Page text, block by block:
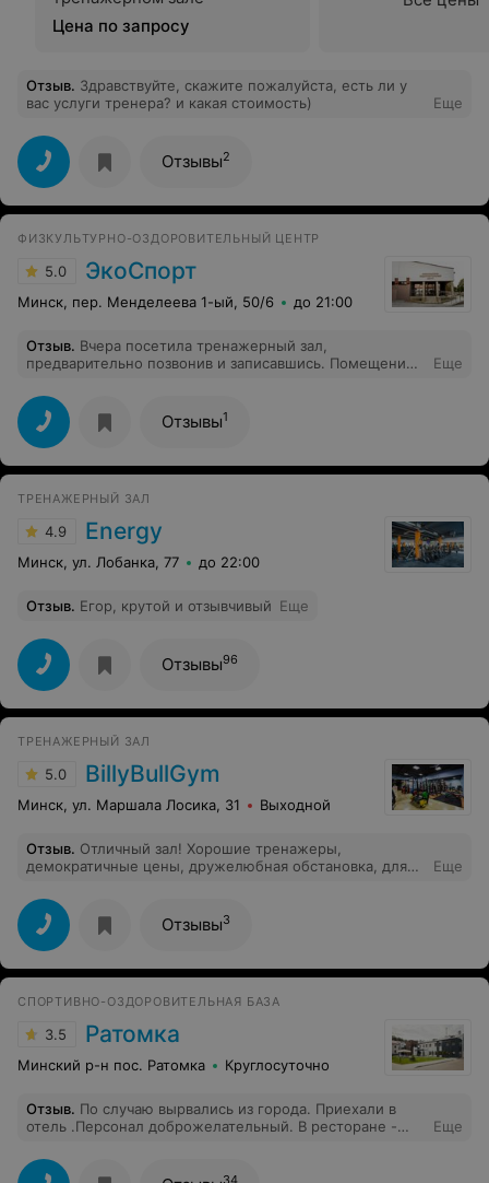
Цена по запросу
Отзыв. Здравствуйте, скажите пожалуйста, есть ли у
вас услуги тренера? и какая стоимость)
Еще
Отзывы2
ФИЗКУЛЬТУРНО-ОЗДОРОВИТЕЛЬНЫЙ ЦЕНТР
5.0 ЭкоСпорт
Минск, пер. Менделеева 1-ый, 50/6 до 21:00
Отзыв. Вчера посетила тренажерный зал,
предварительно позвонив и записавшись. Помещение
есть все необходимые тренажеры на разные группы
мышц, музыка, телевизор, кондиционер. Тренажеры
все в отличном состоянии, есть фитнес-коврик,
гантели, раздевалка, душевая. Администратор провела
мини-экскурсию, все рассказала и показала, есть даже
опробую после тренировки). Благодарю Вас за
атмосферу.
Еще
Отзывы1
ТРЕНАЖЕРНЫЙ ЗАЛ
4.9 Energy
Минск, ул. Лобанка, 77 до 22:00
Отзыв. Егор, крутой и отзывчивый Еще
Отзывы96
ТРЕНАЖЕРНЫЙ ЗАЛ
5.0 BillyBullGym
Минск, ул. Маршала Лосика, 31 Выходной
Отзыв. Отличный зал! Хорошие тренажеры,
демократичные цены, дружелюбная обстановка, для
Не могу не отметить занятия с тренером, брала
абонемент на месяц, в итоге буду продлевать уже в
третий раз! Рядом открылся дополнительный зал с
различными видами фитнеса, обязательно попробую
TRX.
Еще
Отзывы3
СПОРТИВНО-ОЗДОРОВИТЕЛЬНАЯ БАЗА
3.5 Ратомка
Минский р-н пос. Ратомка Круглосуточно
Отзыв. По случаю вырвались из города. Приехали в
отель .Персонал доброжелательный. В ресторане -
отдавала мужу. Несмотря на этот факт привезла 1,5 кг
.Все тепленькое .Торт упаковали - ибо не осилили.В
Еще